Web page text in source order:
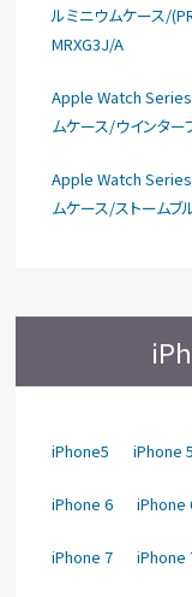
ルミニウムケース/
MRXG3J/A
Apple Watch
ムケース/ウインタ
Apple Watch
ムケース/ストーム
iPhone5 iPhone 5
iPhone 6 iPhone
iPhone 7 iPhone